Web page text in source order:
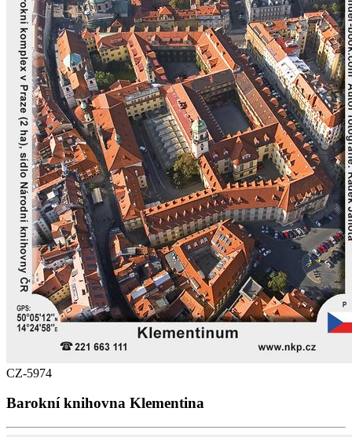
CZ-5974
Barokní knihovna Klementina